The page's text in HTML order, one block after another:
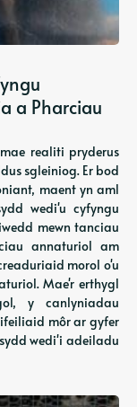
a Pharciau
realiti pryderus
sgleiniog. Er bod
maent yn aml
wedi'u cyfyngu
mewn tanciau
annaturiol am
morol o'u
Mae'r erthygl
y canlyniadau
môr ar gyfer
wedi'i adeiladu